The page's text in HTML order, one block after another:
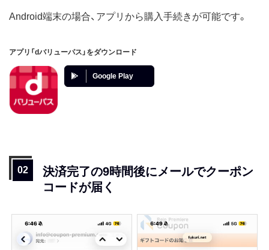
Android端末の場合、アプリから購入手続きが可能です。
アプリ「dバリューパス」をダウンロード
Google Play
決済完了の9時間後にメールでクーポン
コードが届く